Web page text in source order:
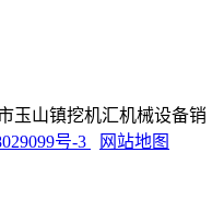
玉山镇挖机汇机械设备销
号-3 网站地图